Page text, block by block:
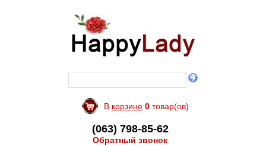
В корзине 0 товар(ов)
(063) 798-85-62
Обратный звонок